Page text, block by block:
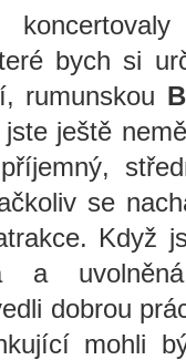
bych si
rumunskou
ještě
se
Když
a
dobrou
mohli